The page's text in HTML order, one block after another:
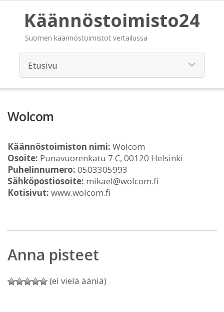
Käännöstoimisto24
Suomen käännöstoimistot vertailussa
Wolcom
Käännöstoimiston nimi: Wolcom
Osoite: Punavuorenkatu 7 C, 00120 Helsinki
Puhelinnumero: 0503305993
Sähköpostiosoite: mikael@wolcom.fi
Kotisivut: www.wolcom.fi
Anna pisteet
(ei vielä ääniä)